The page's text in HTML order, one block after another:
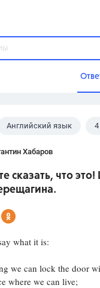
Английский язык
Хабаров
сказать, что
what it is:
can lock the door
we can live;